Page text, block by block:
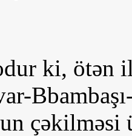
ki, ötən
çəkilməsi